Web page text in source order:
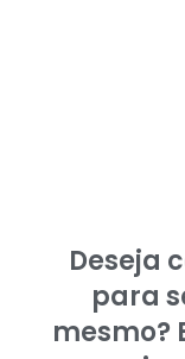
Deseja
para
mesmo?